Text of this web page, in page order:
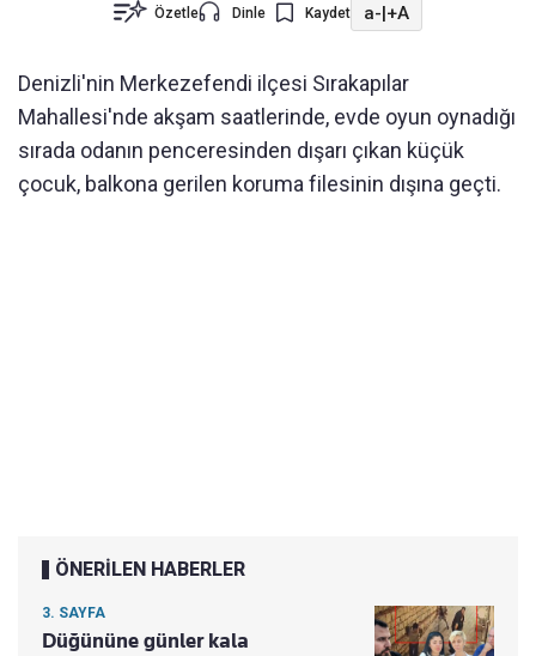
Özetle Dinle Kaydet a-|+A
Denizli'nin Merkezefendi ilçesi Sırakapılar
Mahallesi'nde akşam saatlerinde, evde oyun oynadığı
sırada odanın penceresinden dışarı çıkan küçük
çocuk, balkona gerilen koruma filesinin dışına geçti.
ÖNERİLEN HABERLER
3. SAYFA
Düğününe günler kala